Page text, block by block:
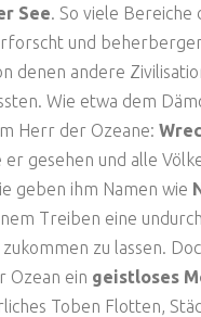
See . So viele
und
denen andere
Wie etwa dem
Herr der Ozeane:
gesehen und alle
geben ihm Namen wie
Treiben eine
zu lassen.
Ozean ein geistloses
Toben Flotten,